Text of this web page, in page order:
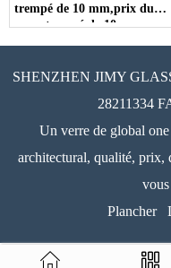
trempé de 10 mm,prix du
verre trempé de 10 mm
SHENZHEN JIMY
28211334
Un verre de global
architectural, qualité, prix,
Plancher